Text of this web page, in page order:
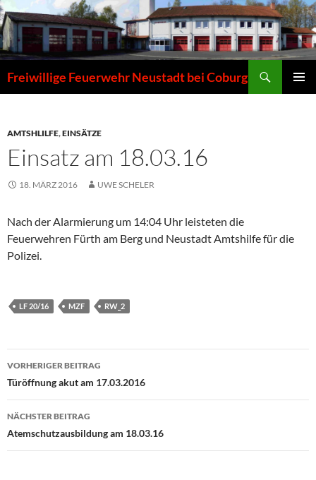
Zum
Inhalt
springen
Freiwillige Feuerwehr Neustadt bei Coburg
AMTSHLILFE,EINSÄTZE
Einsatz am 18.03.16
18. MÄRZ 2016 UWE SCHELER
Nach der Alarmierung um 14:04 Uhr leisteten die
Feuerwehren Fürth am Berg und Neustadt Amtshilfe für die
Polizei.
LF 20/16 MZF RW_2
Beitragsnavigation
VORHERIGER BEITRAG
Türöffnung akut am 17.03.2016
NÄCHSTER BEITRAG
Atemschutzausbildung am 18.03.16